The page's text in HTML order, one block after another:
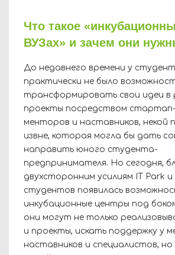
Что такое
ВУЗах» и зачем они
До недавнего времени у
практически не было
трансформировать свои идеи в
проекты посредством
менторов и наставников, некой
извне, которая могла бы дать
направить юного студента-
предпринимателя. Но сегодня,
двухсторонним усилиям
IT Park и
студентов появилась
инкубационные центры под
они могут не только
и проекты, искать поддержку у
наставников и специалистов, но